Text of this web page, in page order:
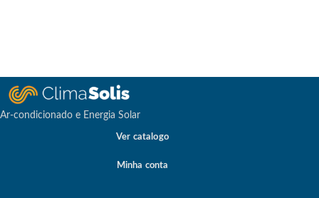
Ar-condicionado e Energia Solar
Ver catalogo
Minha conta